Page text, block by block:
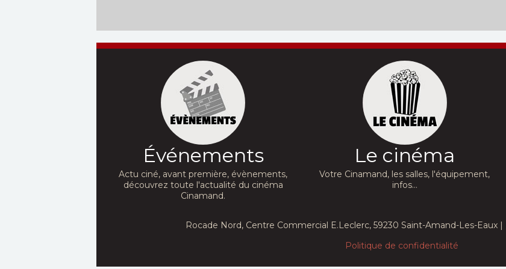
Événements
Actu ciné, avant première, évènements,
découvrez toute l'actualité du cinéma
Cinamand.
Le cinéma
Votre Cinamand, les salles, l'équipement,
infos...
Rocade Nord, Centre Commercial E.Leclerc, 59230 Saint-Amand-Les-Eaux |
Politique de confidentialité